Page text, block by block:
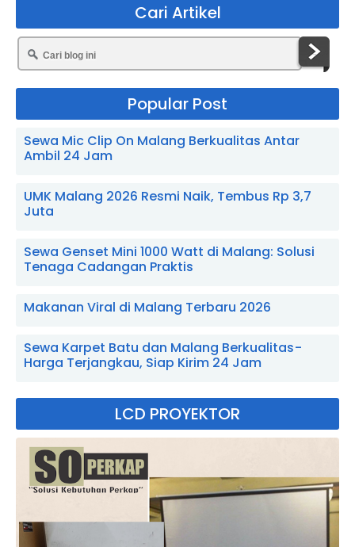
Cari Artikel
Popular Post
Sewa Mic Clip On Malang Berkualitas Antar
Ambil 24 Jam
UMK Malang 2026 Resmi Naik, Tembus Rp 3,7
Juta
Sewa Genset Mini 1000 Watt di Malang: Solusi
Tenaga Cadangan Praktis
Makanan Viral di Malang Terbaru 2026
Sewa Karpet Batu dan Malang Berkualitas -
Harga Terjangkau, Siap Kirim 24 Jam
LCD PROYEKTOR